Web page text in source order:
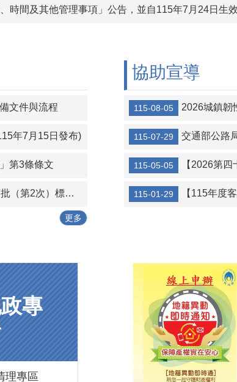
時間及其他管理事項」公告，並自115年7月24日生效
文件與流程
年7月15日發布)
第3條條文
即日起辦理公告標售作業
更多
協助宣導
115-08-05 2026城鎮韌
115-07-29 交通部公路局中區養護工程分局
115-05-05 【2026第
115-01-29 【115年度客
專
理專區